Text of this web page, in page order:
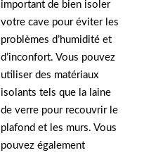
important de bien isoler
votre cave pour éviter les
problèmes d’humidité et
d’inconfort. Vous pouvez
utiliser des matériaux
isolants tels que la laine
de verre pour recouvrir le
plafond et les murs. Vous
pouvez également